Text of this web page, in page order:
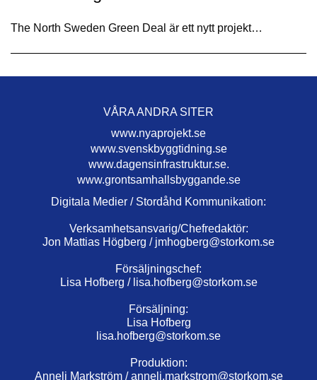
The North Sweden Green Deal är ett nytt projekt…
VÅRA ANDRA SITER
www.nyaprojekt.se
www.svenskbyggtidning.se
www.dagensinfrastruktur.se.
www.grontsamhallsbyggande.se
Digitala Medier / Stordåhd Kommunikation:
Verksamhetsansvarig/Chefredaktör:
Jon Mattias Högberg / jmhogberg@storkom.se
Försäljningschef:
Lisa Hofberg / lisa.hofberg@storkom.se
Försäljning:
Lisa Hofberg
lisa.hofberg@storkom.se
Produktion:
Anneli Markström /anneli.markstrom@storkom.se